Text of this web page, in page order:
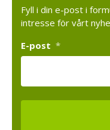
Fyll i din e-post i
intresse för vårt
E-post *